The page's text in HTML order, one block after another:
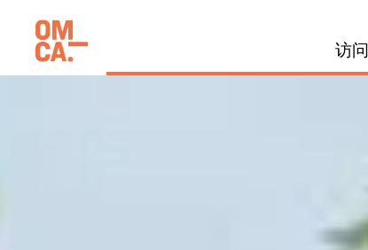
容
加州奥克兰博物馆(OMCA)
访问